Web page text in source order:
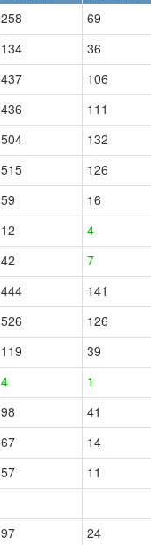
258 69
134 36
437 106
436 111
504 132
515 126
59 16
12 4
42 7
444 141
526 126
119 39
4 1
98 41
67 14
57 11
97 24